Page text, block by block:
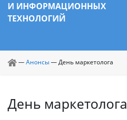
И ИНФОРМАЦИОННЫХ
ТЕХНОЛОГИЙ
—Анонсы—День маркетолога
День маркетолога